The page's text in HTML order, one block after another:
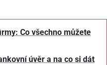
Co všechno můžete
úvěr a na co si dát